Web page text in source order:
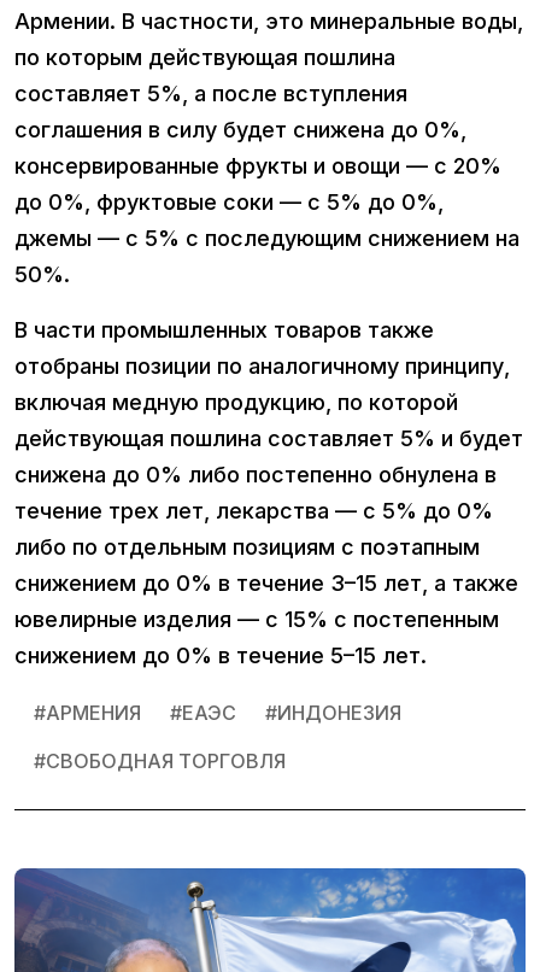
Армении. В частности, это минеральные воды,
по которым действующая пошлина
составляет 5%, а после вступления
соглашения в силу будет снижена до 0%,
консервированные фрукты и овощи — с 20%
до 0%, фруктовые соки — с 5% до 0%,
джемы — с 5% с последующим снижением на
50%.
В части промышленных товаров также
отобраны позиции по аналогичному принципу,
включая медную продукцию, по которой
действующая пошлина составляет 5% и будет
снижена до 0% либо постепенно обнулена в
течение трех лет, лекарства — с 5% до 0%
либо по отдельным позициям с поэтапным
снижением до 0% в течение 3–15 лет, а также
ювелирные изделия — с 15% с постепенным
снижением до 0% в течение 5–15 лет.
#АРМЕНИЯ #ЕАЭС #ИНДОНЕЗИЯ
#СВОБОДНАЯ ТОРГОВЛЯ